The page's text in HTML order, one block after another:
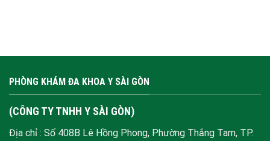
PHÒNG KHÁM ĐA KHOA Y SÀI GÒN
(CÔNG TY TNHH Y SÀI GÒN)
Địa chỉ : Số 408B Lê Hồng Phong, Phường Thắng Tam, TP.